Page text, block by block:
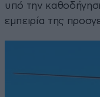
υπό την
εμπειρία της